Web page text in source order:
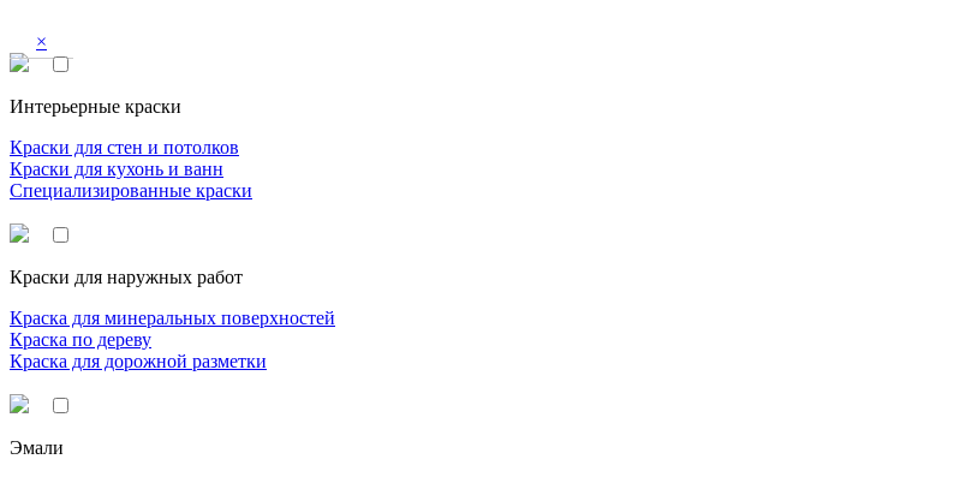
×
Интерьерные краски
Краски для стен и потолков
Краски для кухонь и ванн
Специализированные краски
Краски для наружных работ
Краска для минеральных поверхностей
Краска по дереву
Краска для дорожной разметки
Эмали